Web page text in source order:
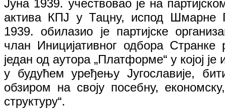
Јуна 1939. учествовао је на
актива КПЈ у Тацну, испод Шмарне
1939. обилазио је партијске
члан Иницијативног одбора Странке
један од аутора „Платформе“ у којој
у будућем уређењу Југославије,
обзиром на своју посебну,
структуру“.